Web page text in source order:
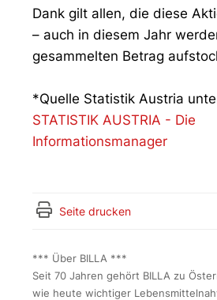
Dank gilt allen, die diese
– auch in diesem Jahr
gesammelten Betrag
*Quelle Statistik Austria
STATISTIK AUSTRIA - Die
Informationsmanager
Seite drucken
*** Über BILLA ***
Seit 70 Jahren gehört BILLA zu
wie heute wichtiger